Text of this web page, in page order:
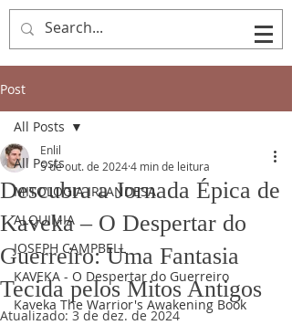
Post
All Posts
MITOLOGIA IRLANDESA
ALQUIMIA
JOSEPH CAMPBELL
KAVEKA - O Despertar do Guerreiro
Kaveka The Warrior's Awakening Book
All Posts
Descubra a Jornada Épica de
Kaveka – O Despertar do
Guerreiro: Uma Fantasia
Tecida pelos Mitos Antigos
Enlil
5 de out. de 20244 min de leitura
Atualizado:3 de dez. de 2024